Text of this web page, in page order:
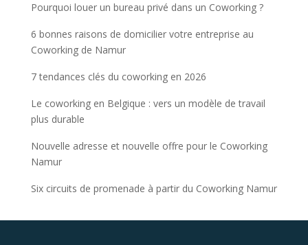
Pourquoi louer un bureau privé dans un Coworking ?
6 bonnes raisons de domicilier votre entreprise au
Coworking de Namur
7 tendances clés du coworking en 2026
Le coworking en Belgique : vers un modèle de travail
plus durable
Nouvelle adresse et nouvelle offre pour le Coworking
Namur
Six circuits de promenade à partir du Coworking Namur